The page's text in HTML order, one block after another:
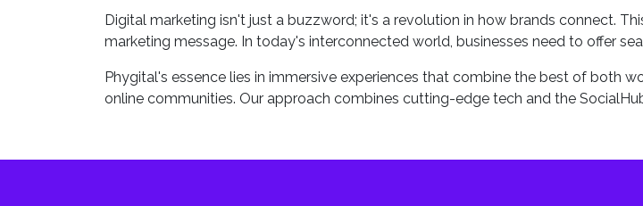
Digital marketing isn't just a buzzword; it's a revolution in how brands connect.
marketing message. In today's interconnected world, businesses need to offer
Phygital's essence lies in immersive experiences that combine the best of both
online communities. Our approach combines cutting-edge tech and the